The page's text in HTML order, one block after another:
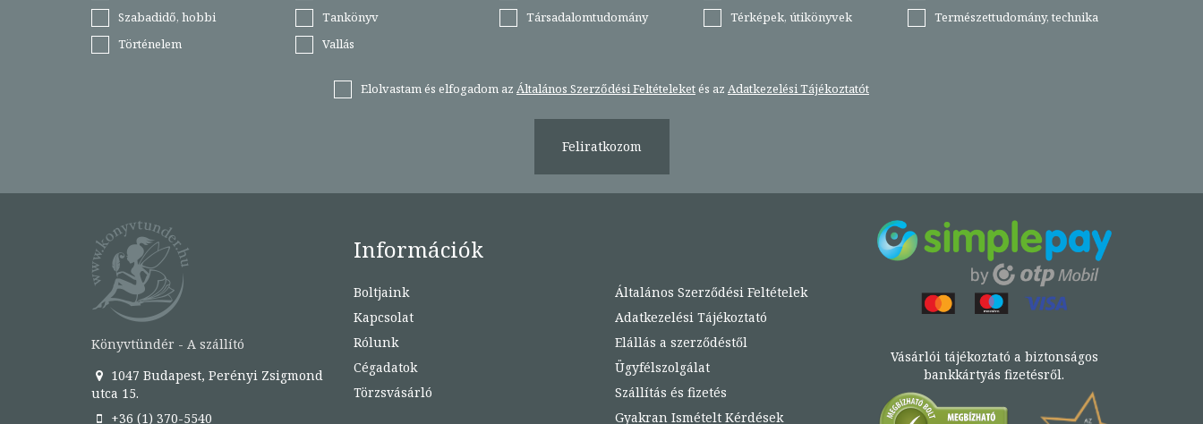
Szabadidő, hobbi
Tankönyv Társadalomtudomány Térképek, útikönyvek
Természettudomány, technika
Történelem
Vallás
Elolvastam és elfogadom az Általános Szerződési Feltételeketés az Adatkezelési Tájékoztatót
Feliratkozom
Könyvtündér - A szállító
1047 Budapest, Perényi Zsigmond
utca 15.
+36 (1) 370-5540
Információk
Boltjaink
Kapcsolat
Rólunk
Cégadatok
Törzsvásárló
Általános Szerződési Feltételek
Adatkezelési Tájékoztató
Elállás a szerződéstől
Ügyfélszolgálat
Szállítás és fizetés
Gyakran Ismételt Kérdések
Vásárlói tájékoztató a biztonságos
bankkártyás fizetésről.